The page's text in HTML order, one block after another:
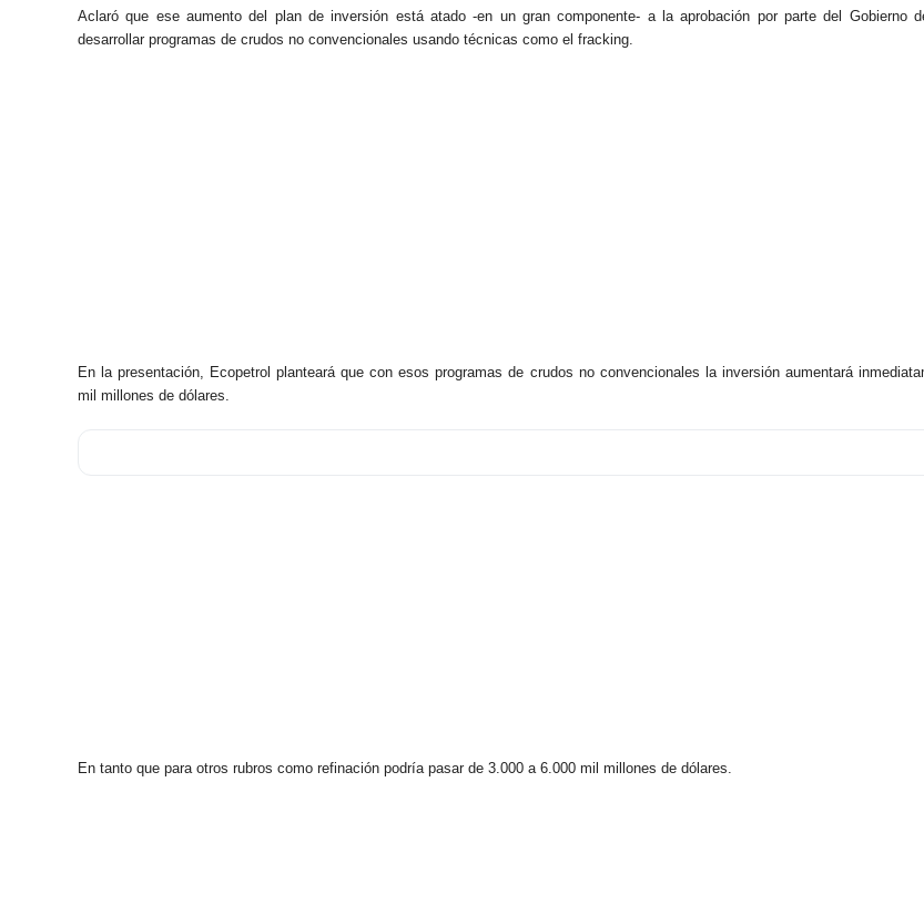
Aclaró que ese aumento del plan de inversión está atado -en un gran componente- a la aprobación por parte del Gobierno
desarrollar programas de crudos no convencionales usando técnicas como el fracking.
En la presentación, Ecopetrol planteará que con esos programas de crudos no convencionales la inversión aumentará
mil millones de dólares.
En tanto que para otros rubros como refinación podría pasar de 3.000 a 6.000 mil millones de dólares.